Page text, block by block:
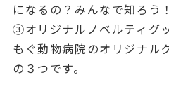
になるの？みんなで知ろう！
③オリジナルノベルティグ
もぐ動物病院のオリジナル
の３つです。